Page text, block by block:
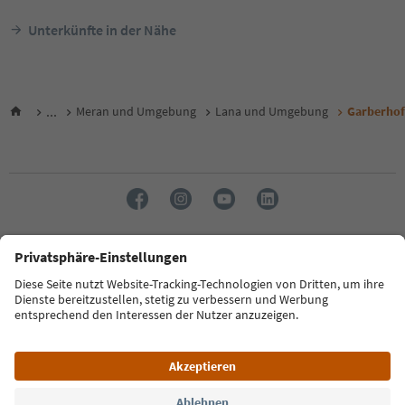
Unterkünfte in der Nähe
... Meran und Umgebung Lana und Umgebung Garberhof
Sprache: Deutsch
FAQ Kontakt Presse MICE Datenschutzerklärung
Zugänglichkeitserklärung